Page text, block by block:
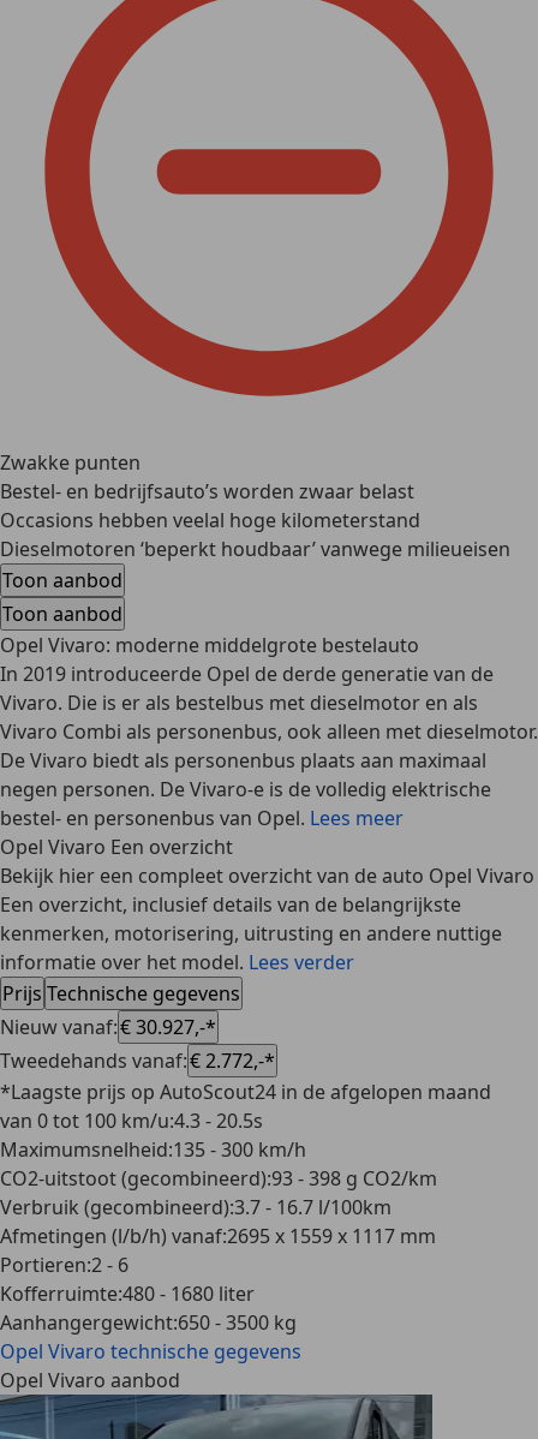
Zwakke punten
Bestel- en bedrijfsauto’s worden zwaar belast
Occasions hebben veelal hoge kilometerstand
Dieselmotoren ‘beperkt houdbaar’ vanwege milieueisen
Toon aanbod
Toon aanbod
Opel Vivaro: moderne middelgrote bestelauto
In 2019 introduceerde Opel de derde generatie van de
Vivaro. Die is er als bestelbus met dieselmotor en als
Vivaro Combi als personenbus, ook alleen met dieselmotor.
De Vivaro biedt als personenbus plaats aan maximaal
negen personen. De Vivaro-e is de volledig elektrische
bestel- en personenbus van Opel. Lees meer
Opel Vivaro Een overzicht
Bekijk hier een compleet overzicht van de auto Opel Vivaro
Een overzicht, inclusief details van de belangrijkste
kenmerken, motorisering, uitrusting en andere nuttige
informatie over het model. Lees verder
Prijs Technische gegevens
Nieuw vanaf:€ 30.927,-*
Tweedehands vanaf:€ 2.772,-*
*Laagste prijs op AutoScout24 in de afgelopen maand
van 0 tot 100 km/u:4.3 - 20.5s
Maximumsnelheid:135 - 300 km/h
CO2-uitstoot (gecombineerd):93 - 398 g CO2/km
Verbruik (gecombineerd):3.7 - 16.7 l/100km
Afmetingen (l/b/h) vanaf:2695 x 1559 x 1117 mm
Portieren:2 - 6
Kofferruimte:480 - 1680 liter
Aanhangergewicht:650 - 3500 kg
Opel Vivaro technische gegevens
Opel Vivaro aanbod